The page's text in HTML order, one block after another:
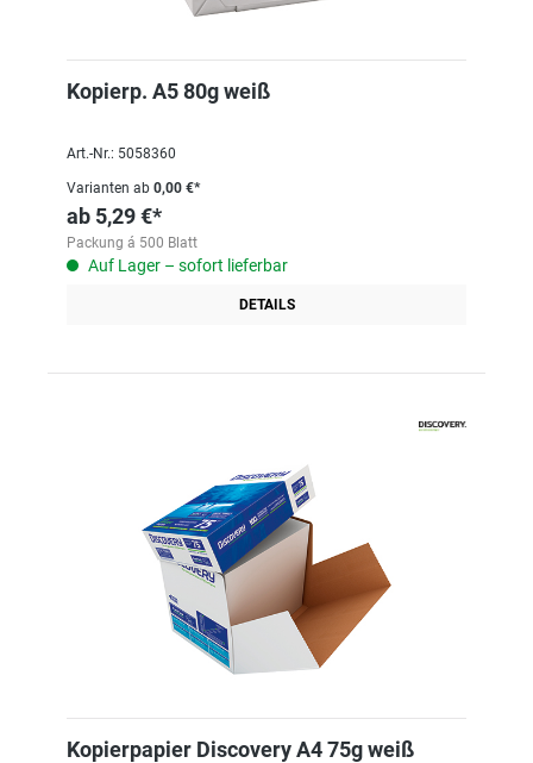
Kopierp. A5 80g weiß
Art.-Nr.: 5058360
Varianten ab 0,00 €*
ab 5,29 €*
Packung á 500 Blatt
Auf Lager – sofort lieferbar
DETAILS
Kopierpapier Discovery A4 75g weiß